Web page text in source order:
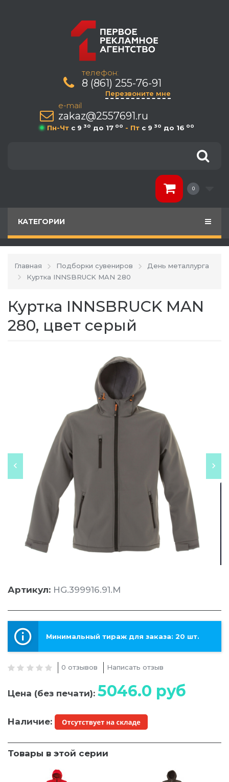
телефон:
8 (861) 255-76-91
Перезвоните мне
e-mail
zakaz@2557691.ru
Пн-Чт c 9 30 до 17 00 - Пт c 9 30 до 16 00
0
КАТЕГОРИИ
Главная Подборки сувениров
День металлурга
Куртка INNSBRUCK MAN 280
Куртка INNSBRUCK MAN
280, цвет серый
Артикул: HG.399916.91.M
Минимальный тираж для заказа: 20 шт.
0 отзывов Написать отзыв
Цена (без печати): 5046.0 руб
Наличие:
Товары в этой серии